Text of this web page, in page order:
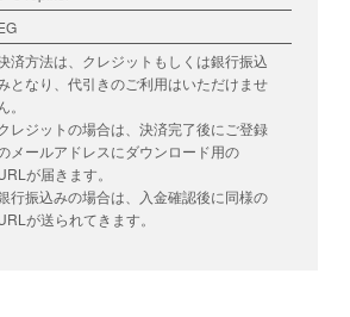
済方法は、クレジットもしくは銀行振込
となり、代引きのご利用はいただけませ
ん。
レジットの場合は、決済完了後にご登録
メールアドレスにダウンロード用の
が届きます。
行振込みの場合は、入金確認後に同様の
が送られてきます。